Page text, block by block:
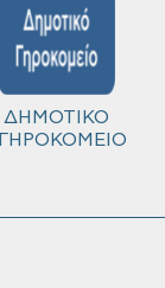
ΔΗΜΟΤΙΚΟ
ΓΗΡΟΚΟΜΕΙΟ